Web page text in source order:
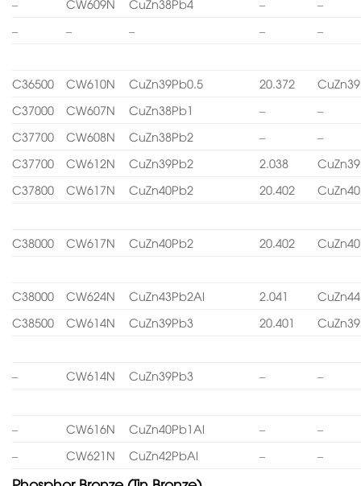
– CW609N CuZn38Pb4 –
–
–
– – – –
C36500 CW610N CuZn39Pb0.5 20.372
C37000
CW607N CuZn38Pb1 –
–
C37700
CW608N CuZn38Pb2 –
–
C37700
CW612N CuZn39Pb2 2.038
C37800
CW617N CuZn40Pb2 20.402
C38000 CW617N CuZn40Pb2 20.402
C38000 CW624N CuZn43Pb2Al 2.041
C38500
CW614N CuZn39Pb3 20.401
– CW614N CuZn39Pb3 – –
– CW616N CuZn40Pb1Al –
–
–
CW621N CuZn42PbAl – –